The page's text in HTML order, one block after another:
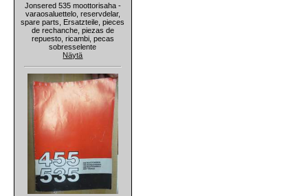
Jonsered 535 moottorisaha -
varaosaluettelo, reservdelar,
spare parts, Ersatzteile, pieces
de rechanche, piezas de
repuesto, ricambi, pecas
sobresselente
Näytä